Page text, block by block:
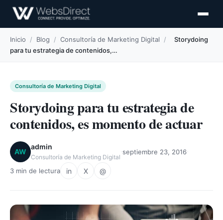
Inicio / Blog / Consultoría de Marketing Digital /
Storydoing
para tu estrategia de contenidos,…
Consultoría de Marketing Digital
Storydoing para tu estrategia de
contenidos, es momento de actuar
AW
admin
Consultoría de Marketing Digital
septiembre 23, 2016
3 min de lectura in X @